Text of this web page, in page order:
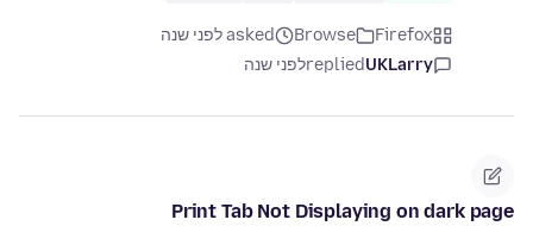
Firefox
Browse
asked לפני שנה
UKLarry
repliedלפני שנה
Print Tab Not Displaying on dark page